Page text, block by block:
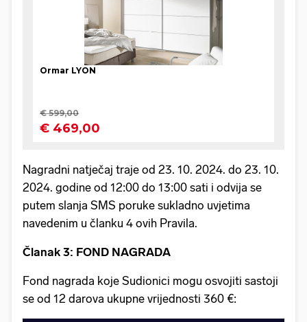
Nagradni natječaj traje od 23. 10. 2024. do 23. 10.
2024. godine od 12:00 do 13:00 sati i odvija se
putem slanja SMS poruke sukladno uvjetima
navedenim u članku 4 ovih Pravila.
Članak 3: FOND NAGRADA
Fond nagrada koje Sudionici mogu osvojiti sastoji
se od 12 darova ukupne vrijednosti 360 €: